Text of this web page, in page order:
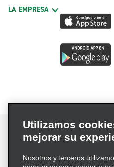
LA EMPRESA
Términos de uso
Utilizamos
mejorar su
Nosotros y terceros